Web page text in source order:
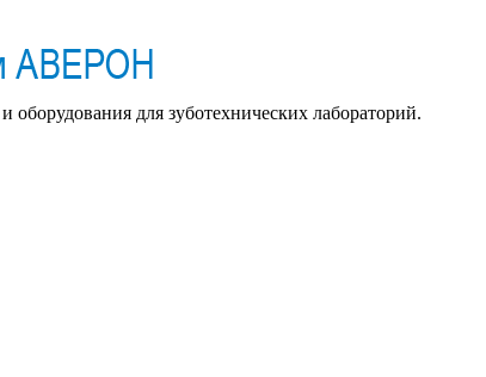
оборудования для зуботехнических лабораторий.